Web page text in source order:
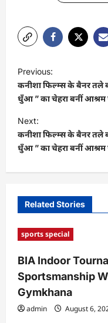
o
s
t
n
a
v
g
a
i
o
n
Previous:
कनीशा फिल्म्स के बैनर तले
धुँआ ” का चेहरा बनीं आश्रम
Next:
कनीशा फिल्म्स के बैनर तले
धुँआ ” का चेहरा बनीं आश्रम
Related Stories
sports special
BIA Indoor
Sportsmanship
Gymkhana
admin August 6,